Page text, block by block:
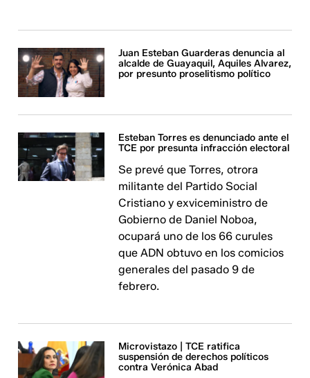
Juan Esteban Guarderas denuncia al
alcalde de Guayaquil, Aquiles Alvarez,
por presunto proselitismo político
Esteban Torres es denunciado ante el
TCE por presunta infracción electoral
Se prevé que Torres, otrora
militante del Partido Social
Cristiano y exviceministro de
Gobierno de Daniel Noboa,
ocupará uno de los 66 curules
que ADN obtuvo en los comicios
generales del pasado 9 de
febrero.
Microvistazo | TCE ratifica
suspensión de derechos políticos
contra Verónica Abad